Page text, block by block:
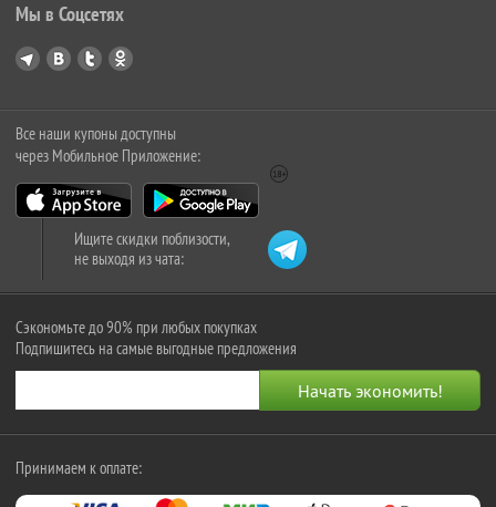
Мы в Соцсетях
Все наши купоны доступны
через Мобильное Приложение:
Ищите скидки поблизости,
не выходя из чата:
Сэкономьте до 90% при любых покупках
Подпишитесь на самые выгодные предложения
Принимаем к оплате: